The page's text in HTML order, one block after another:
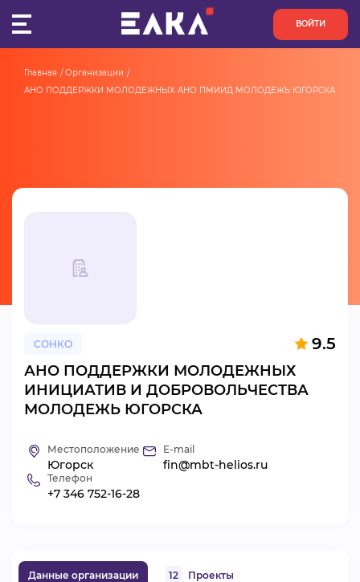
ВОЙТИ
ПУЛЬС
ПРОЕКТЫ
БАЗА ЗНАНИЙ
ВИДЕОКУРСЫ
Главная
Организации
АНО ПОДДЕРЖКИ МОЛОДЕЖНЫХ АНО ПМИИД МОЛОДЕЖЬ ЮГОРСКА
СОНКО 9.5
АНО ПОДДЕРЖКИ МОЛОДЕЖНЫХ
ИНИЦИАТИВ И ДОБРОВОЛЬЧЕСТВА
МОЛОДЕЖЬ ЮГОРСКА
Местоположение
Югорск
E-mail
fin@mbt-helios.ru
Телефон
+7 346 752-16-28
Данные организации 12 Проекты